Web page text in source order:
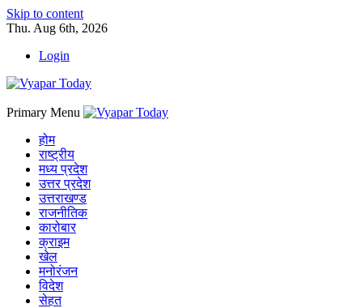
Skip to content
Thu. Aug 6th, 2026
Login
Primary Menu
होम
राष्ट्रीय
मध्य प्रदेश
उत्तर प्रदेश
उत्तराखण्ड
राजनीतिक
कारोबार
क्राइम
खेल
मनोरंजन
विदेश
सेहत